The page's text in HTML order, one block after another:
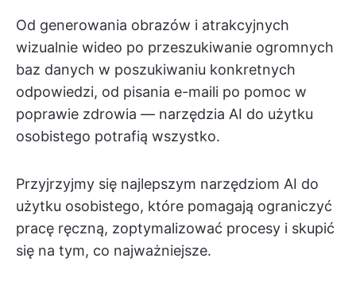
Od generowania obrazów i atrakcyjnych
wizualnie wideo po przeszukiwanie ogromnych
baz danych w poszukiwaniu konkretnych
odpowiedzi, od pisania e-maili po pomoc w
poprawie zdrowia — narzędzia AI do użytku
osobistego potrafią wszystko.
Przyjrzyjmy się najlepszym narzędziom AI do
użytku osobistego, które pomagają ograniczyć
pracę ręczną, zoptymalizować procesy i skupić
się na tym, co najważniejsze.